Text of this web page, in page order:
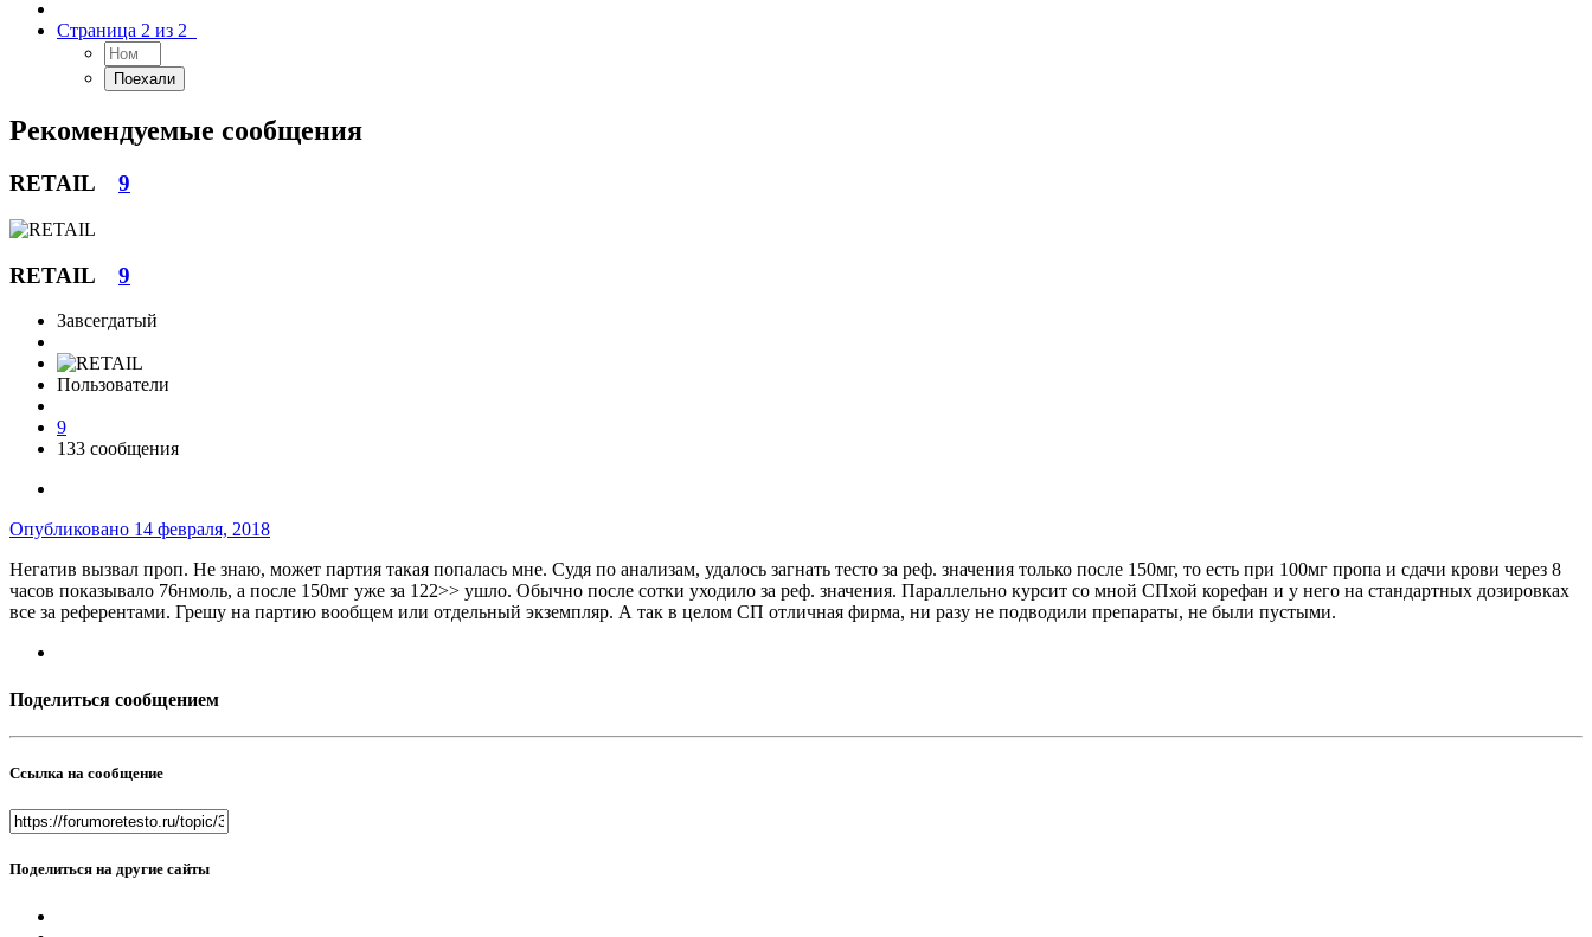
Страница 2 из 2
Рекомендуемые сообщения
RETAIL 9
RETAIL 9
Завсегдатый
Пользователи
9
133 сообщения
Опубликовано 14 февраля, 2018
Негатив вызвал проп. Не знаю, может партия такая попалась мне. Судя по анализам, удалось загнать тесто за реф. значения только после 150мг, то есть при 100мг пропа и сдачи крови через 8
часов показывало 76нмоль, а после 150мг уже за 122>> ушло. Обычно после сотки уходило за реф. значения. Параллельно курсит со мной СПхой корефан и у него на стандартных дозировках
все за референтами. Грешу на партию вообщем или отдельный экземпляр. А так в целом СП отличная фирма, ни разу не подводили препараты, не были пустыми.
Поделиться сообщением
Ссылка на сообщение
Поделиться на другие сайты